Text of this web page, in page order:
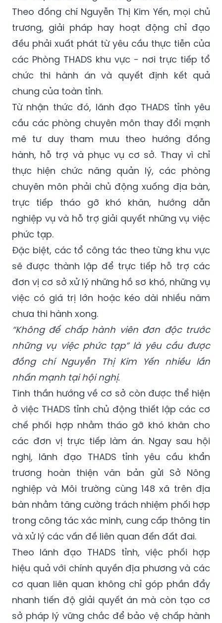
Theo đồng chí Nguyễn Thị Kim Yến, mọi chủ
trương, giải pháp hay hoạt động chỉ đạo
đều phải xuất phát từ yêu cầu thực tiễn của
các Phòng THADS khu vực - nơi trực tiếp tổ
chức thi hành án và quyết định kết quả
chung của toàn tỉnh.
Từ nhận thức đó, lãnh đạo THADS tỉnh yêu
cầu các phòng chuyên môn thay đổi mạnh
mẽ tư duy tham mưu theo hướng đồng
hành, hỗ trợ và phục vụ cơ sở. Thay vì chỉ
thực hiện chức năng quản lý, các phòng
chuyên môn phải chủ động xuống địa bàn,
trực tiếp tháo gỡ khó khăn, hướng dẫn
nghiệp vụ và hỗ trợ giải quyết những vụ việc
phức tạp.
Đặc biệt, các tổ công tác theo từng khu vực
sẽ được thành lập để trực tiếp hỗ trợ các
đơn vị cơ sở xử lý những hồ sơ khó, những vụ
việc có giá trị lớn hoặc kéo dài nhiều năm
chưa thi hành xong.
“Không để chấp hành viên đơn độc trước
những vụ việc phức tạp” là yêu cầu được
đồng chí Nguyễn Thị Kim Yến nhiều lần
nhấn mạnh tại hội nghị.
Tinh thần hướng về cơ sở còn được thể hiện
ở việc THADS tỉnh chủ động thiết lập các cơ
chế phối hợp nhằm tháo gỡ khó khăn cho
các đơn vị trực tiếp làm án. Ngay sau hội
nghị, lãnh đạo THADS tỉnh yêu cầu khẩn
trương hoàn thiện văn bản gửi Sở Nông
nghiệp và Môi trường cùng 148 xã trên địa
bàn nhằm tăng cường trách nhiệm phối hợp
trong công tác xác minh, cung cấp thông tin
và xử lý các vấn đề liên quan đến đất đai.
Theo lãnh đạo THADS tỉnh, việc phối hợp
hiệu quả với chính quyền địa phương và các
cơ quan liên quan không chỉ góp phần đẩy
nhanh tiến độ giải quyết án mà còn tạo cơ
sở pháp lý vững chắc để bảo vệ chấp hành